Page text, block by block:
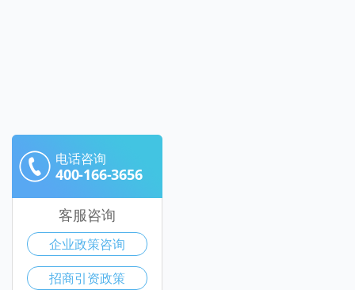
电话咨询
400-166-3656
客服咨询
企业政策咨询
招商引资政策